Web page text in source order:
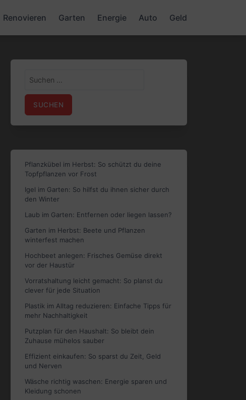
Renovieren Garten Energie Auto Geld
nach:
Pflanzkübel im Herbst: So schützt du deine
Topfpflanzen vor Frost
Igel im Garten: So hilfst du ihnen sicher durch
den Winter
Laub im Garten: Entfernen oder liegen lassen?
Garten im Herbst: Beete und Pflanzen
winterfest machen
Hochbeet anlegen: Frisches Gemüse direkt
vor der Haustür
Vorratshaltung leicht gemacht: So planst du
clever für jede Situation
Plastik im Alltag reduzieren: Einfache Tipps für
mehr Nachhaltigkeit
Putzplan für den Haushalt: So bleibt dein
Zuhause mühelos sauber
Effizient einkaufen: So sparst du Zeit, Geld
und Nerven
Wäsche richtig waschen: Energie sparen und
Kleidung schonen